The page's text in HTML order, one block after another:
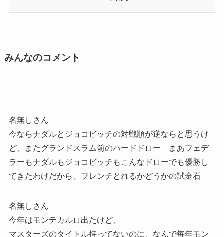
みんなのコメント
名無しさん
今ならナダルとジョコビッチの対戦順が逆ならと思うけ
ど、またグランドスラム前のハードドロー まあフェデ
ラーもナダルもジョコビッチもこんなドローでも優勝し
てきたわけだから、フレンチとれるかどうかの試金石
名無しさん
今年はモンテカルロ出たけど、
マスターズのタイトル持ってないのに、なんで毎年モン